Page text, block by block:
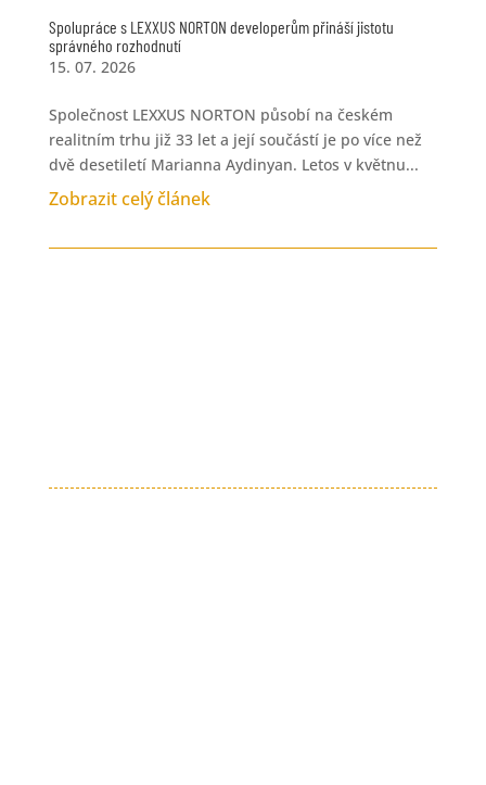
Spolupráce s LEXXUS NORTON developerům přináší jistotu
správného rozhodnutí
15. 07. 2026
Společnost LEXXUS NORTON působí na českém
realitním trhu již 33 let a její součástí je po více než
dvě desetiletí Marianna Aydinyan. Letos v květnu...
Zobrazit celý článek